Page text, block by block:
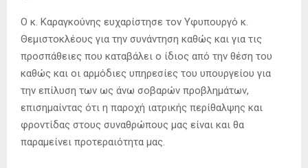
Ο κ. Καραγκούνης ευχαρίστησε τον Υφυπουργό κ.
Θεμιστοκλέους για την συνάντηση καθώς και για τις
προσπάθειες που καταβάλει ο ίδιος από την θέση του
καθώς και οι αρμόδιες υπηρεσίες του υπουργείου για
την επίλυση των ως άνω σοβαρών προβλημάτων,
επισημαίντας ότι η παροχή ιατρικής περίθαλψης και
φροντίδας στους συναθρώπους μας είναι και θα
παραμείνει προτεραιότητα μας.